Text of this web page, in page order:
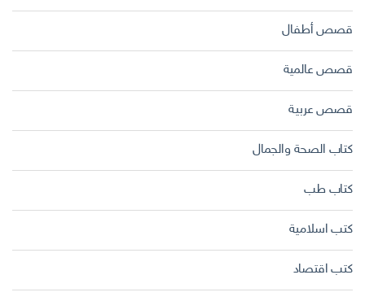
قصص أطفال
قصص عالمية
قصص عربية
كتاب الصحة والجمال
كتاب طب
كتب اسلامية
كتب اقتصاد